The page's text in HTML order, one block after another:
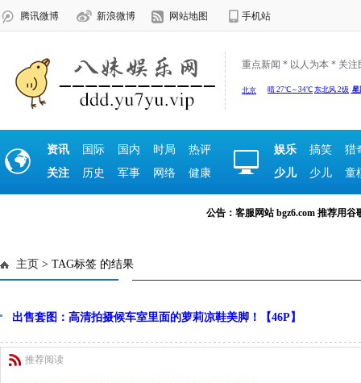
腾讯微博 新浪微博 网站地图 手机站
重点新闻 * 以人为本 * 关注
资讯 国际 国内 时局
热评
关注
历史 军事 网络 健康
娱乐 搞笑
猎
少儿
少儿 童
公告：客服网站 bgz6.com 推荐用谷
主页 > TAG标签 的结果
出售套图：高清拍摄候车室里面的萝莉凉鞋美脚！【46P】
推荐阅读